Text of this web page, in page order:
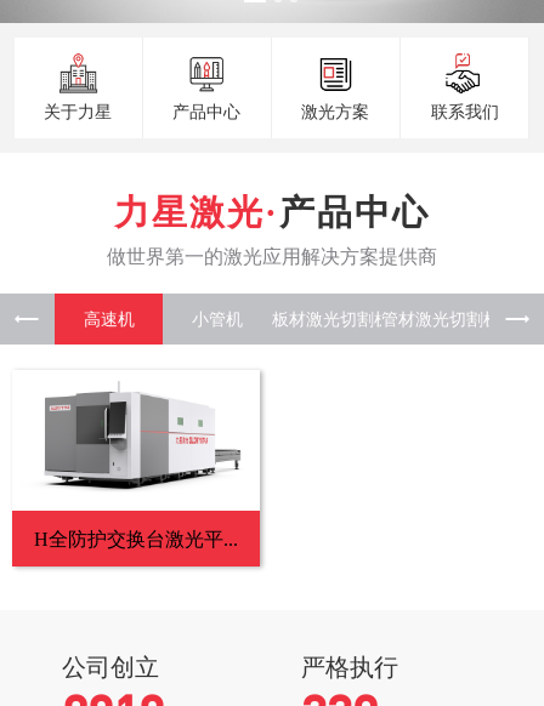
关于力星 产品中心 激光方案 联系我们
产品中心
高速机 小管机 板材激光 管材激光 板管
H全防护交换台激光平...
公司创立 严格执行